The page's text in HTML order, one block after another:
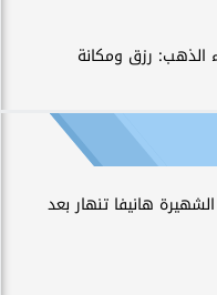
الذهب: رزق ومكانة
هانيفا تنهار بعد